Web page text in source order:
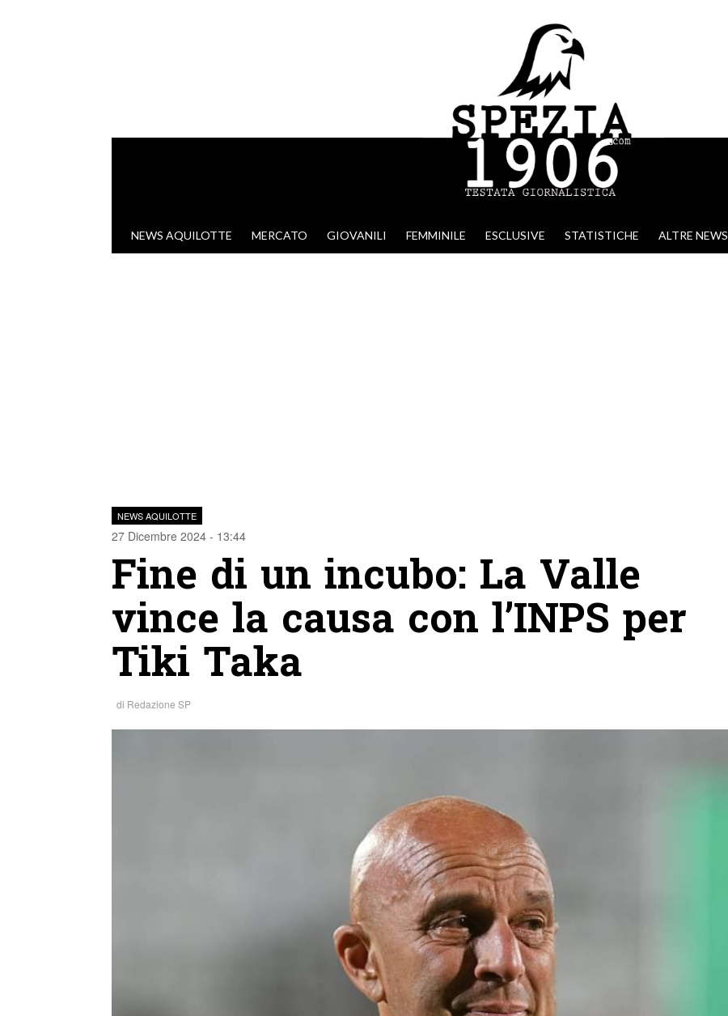
VAI AL CONTENUTO
NEWS AQUILOTTE MERCATO GIOVANILI FEMMINILE ESCLUSIVE STATISTICHE ALTRE NEWS
NEWS AQUILOTTE
27 Dicembre 2024 - 13:44
Fine di un incubo: La Valle
vince la causa con l’INPS per
Tiki Taka
di Redazione SP